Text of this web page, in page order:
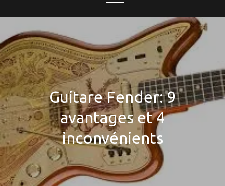
Guitare Fender: 9
avantages et 4
inconvénients